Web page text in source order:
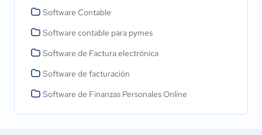
Software Contable
Software contable para pymes
Software de Factura electrónica
Software de facturación
Software de Finanzas Personales Online